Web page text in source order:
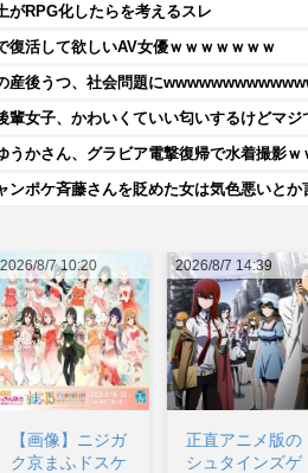
がRPG化したらを考えるスレ
復活して欲しいAV女優ｗｗｗｗｗｗｗ
産後うつ、社会問題に
輩女子、かわいくていい匂いするけどマ
うかさん、グラビア電撃復帰で水着撮影ｗ
2026/8/7 14:39
正直アニメ版の
シュタインズゲ
2026/8/
【画
未さ
ガ
ケ